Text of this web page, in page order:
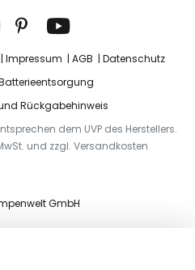
Impressum AGB
Datenschutz
Rückgabehinweis
dem UVP des Herstellers.
und zzgl. Versandkosten
GmbH